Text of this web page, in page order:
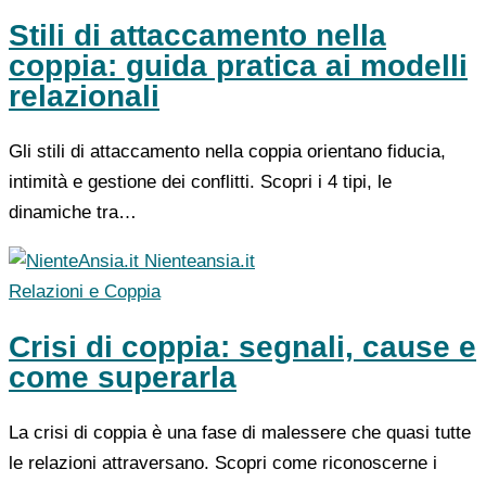
Stili di attaccamento nella
coppia: guida pratica ai modelli
relazionali
Gli stili di attaccamento nella coppia orientano fiducia,
intimità e gestione dei conflitti. Scopri i 4 tipi, le
dinamiche tra…
Nienteansia.it
Relazioni e Coppia
Crisi di coppia: segnali, cause e
come superarla
La crisi di coppia è una fase di malessere che quasi tutte
le relazioni attraversano. Scopri come riconoscerne i